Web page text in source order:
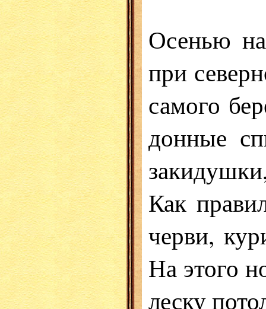
Осенью
при
самого
донные
Как
черви,
На этого
леску